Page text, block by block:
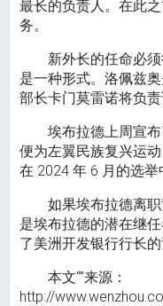
最长的负责人。在此
务。
新外长的任命必
是一种形式。洛佩兹
部长卡门莫雷诺将负责
埃布拉德上周宣
便为左翼民族复兴运
在 2024 年 6 月的选举
如果埃布拉德离
是埃布拉德的潜在继
了美洲开发银行行长的
本文“”来源：
http://